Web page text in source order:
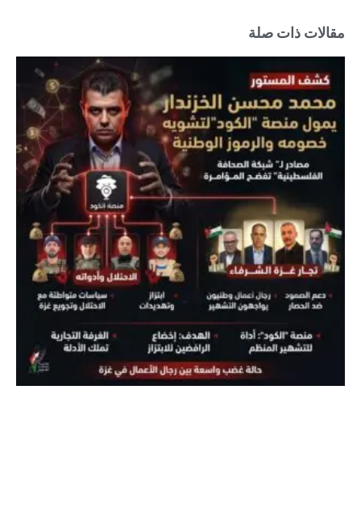
مقالات ذات صلة